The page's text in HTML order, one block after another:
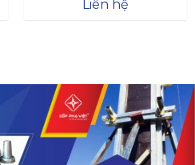
Liên hệ